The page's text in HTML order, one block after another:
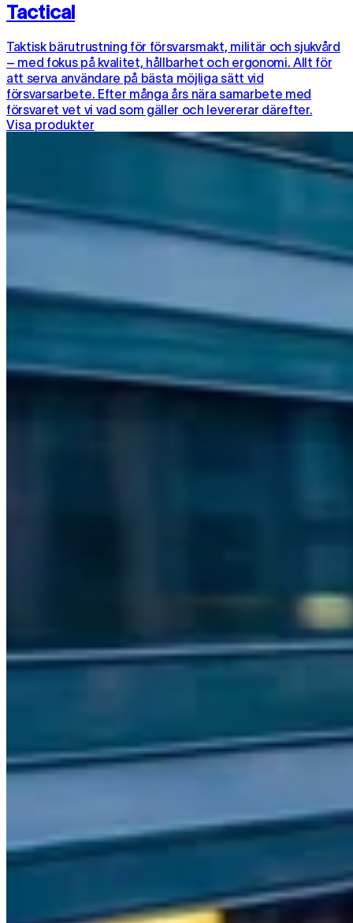
Tactical
Taktisk bärutrustning för försvarsmakt, militär och sjukvård
– med fokus på kvalitet, hållbarhet och ergonomi. Allt för
att serva användare på bästa möjliga sätt vid
försvarsarbete. Efter många års nära samarbete med
försvaret vet vi vad som gäller och levererar därefter.
Visa produkter